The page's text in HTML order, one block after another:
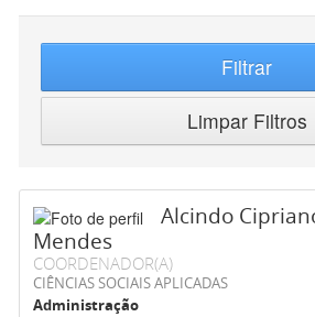
Filtrar
Limpar Filtros
Alcindo
Mendes
COORDENADOR(A)
CIÊNCIAS SOCIAIS APLICADAS
Administração